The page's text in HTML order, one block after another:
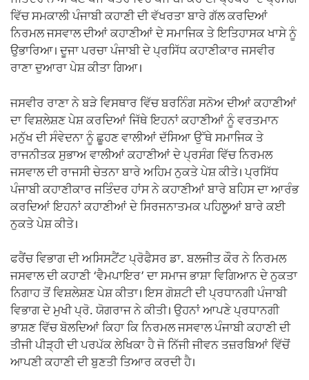
ਵਿੱਚ ਸਮਕਾਲੀ ਪੰਜਾਬੀ ਕਹਾਣੀ ਦੀ ਵੱਖਰਤਾ ਬਾਰੇ ਗੱਲ ਕਰਦਿਆਂ
ਨਿਰਮਲ ਜਸਵਾਲ ਦੀਆਂ ਕਹਾਣੀਆਂ ਦੇ ਸਮਾਜਿਕ ਤੇ ਇਤਿਹਾਸਕ ਖਾਸੇ ਨੂੰ
ਉਭਾਰਿਆ। ਦੂਜਾ ਪਰਚਾ ਪੰਜਾਬੀ ਦੇ ਪ੍ਰਸਿੱਧ ਕਹਾਣੀਕਾਰ ਜਸਵੀਰ
ਰਾਣਾ ਦੁਆਰਾ ਪੇਸ਼ ਕੀਤਾ ਗਿਆ।
ਜਸਵੀਰ ਰਾਣਾ ਨੇ ਬੜੇ ਵਿਸਥਾਰ ਵਿੱਚ ਬਰਨਿੰਗ ਸਨੋਅ ਦੀਆਂ ਕਹਾਣੀਆਂ
ਦਾ ਵਿਸ਼ਲੇਸ਼ਣ ਪੇਸ਼ ਕਰਦਿਆਂ ਜਿੱਥੇ ਇਹਨਾਂ ਕਹਾਣੀਆਂ ਨੂੰ ਵਰਤਮਾਨ
ਮਨੁੱਖ ਦੀ ਸੰਵੇਦਨਾ ਨੂੰ ਛੂਹਣ ਵਾਲੀਆਂ ਦੱਸਿਆ ਉੱਥੇ ਸਮਾਜਿਕ ਤੇ
ਰਾਜਨੀਤਕ ਸੁਭਾਅ ਵਾਲੀਆਂ ਕਹਾਣੀਆਂ ਦੇ ਪ੍ਰਸੰਗ ਵਿੱਚ ਨਿਰਮਲ
ਜਸਵਾਲ ਦੀ ਰਾਜਸੀ ਚੇਤਨਾ ਬਾਰੇ ਅਹਿਮ ਨੁਕਤੇ ਪੇਸ਼ ਕੀਤੇ। ਪ੍ਰਸਿੱਧ
ਪੰਜਾਬੀ ਕਹਾਣੀਕਾਰ ਜਤਿੰਦਰ ਹਾਂਸ ਨੇ ਕਹਾਣੀਆਂ ਬਾਰੇ ਬਹਿਸ ਦਾ ਆਰੰਭ
ਕਰਦਿਆਂ ਇਹਨਾਂ ਕਹਾਣੀਆਂ ਦੇ ਸਿਰਜਨਾਤਮਕ ਪਹਿਲੂਆਂ ਬਾਰੇ ਕਈ
ਨੁਕਤੇ ਪੇਸ਼ ਕੀਤੇ।
ਫਰੈਂਚ ਵਿਭਾਗ ਦੀ ਅਸਿਸਟੈਂਟ ਪ੍ਰੋਫੈਸਰ ਡਾ. ਬਲਜੀਤ ਕੌਰ ਨੇ ਨਿਰਮਲ
ਜਸਵਾਲ ਦੀ ਕਹਾਣੀ ‘ਵੈਮਪਾਇਰ’ ਦਾ ਸਮਾਜ ਭਾਸ਼ਾ ਵਿਗਿਆਨ ਦੇ ਨੁਕਤਾ
ਨਿਗਾਹ ਤੋਂ ਵਿਸ਼ਲੇਸ਼ਣ ਪੇਸ਼ ਕੀਤਾ। ਇਸ ਗੋਸ਼ਟੀ ਦੀ ਪ੍ਰਧਾਨਗੀ ਪੰਜਾਬੀ
ਵਿਭਾਗ ਦੇ ਮੁਖੀ ਪ੍ਰੋ. ਯੋਗਰਾਜ ਨੇ ਕੀਤੀ। ਉਹਨਾਂ ਆਪਣੇ ਪ੍ਰਧਾਨਗੀ
ਭਾਸ਼ਣ ਵਿੱਚ ਬੋਲਦਿਆਂ ਕਿਹਾ ਕਿ ਨਿਰਮਲ ਜਸਵਾਲ ਪੰਜਾਬੀ ਕਹਾਣੀ ਦੀ
ਤੀਜੀ ਪੀੜ੍ਹੀ ਦੀ ਪਰਪੱਕ ਲੇਖਿਕਾ ਹੈ ਜੋ ਨਿੱਜੀ ਜੀਵਨ ਤਜ਼ਰਬਿਆਂ ਵਿੱਚੋਂ
ਆਪਣੀ ਕਹਾਣੀ ਦੀ ਬੁਣਤੀ ਤਿਆਰ ਕਰਦੀ ਹੈ।